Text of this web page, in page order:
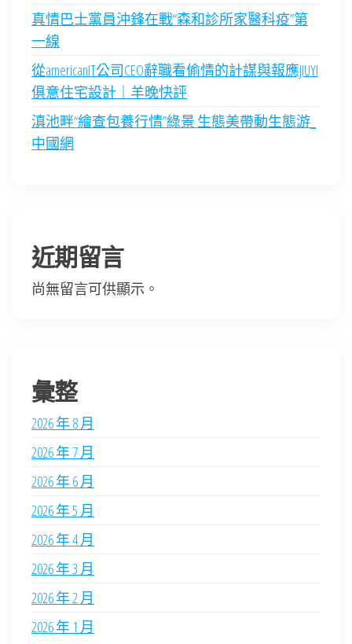
真情巴士黨員沖鋒在戰“森和診所家醫科疫”第
一線
從americanIT公司CEO辭職看偷情的計謀與報應JIUYI
俱意住宅設計｜羊晚快評
滇池畔“繪查包養行情”綠景 生態美帶動生態游_
中國網
近期留言
尚無留言可供顯示。
彙整
2026 年 8 月
2026 年 7 月
2026 年 6 月
2026 年 5 月
2026 年 4 月
2026 年 3 月
2026 年 2 月
2026 年 1 月